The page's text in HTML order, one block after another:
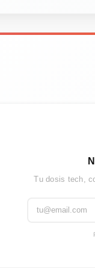
Tu dosis tech,